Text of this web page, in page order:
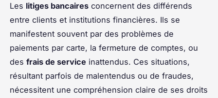
Les litiges bancaires concernent des différends
entre clients et institutions financières. Ils se
manifestent souvent par des problèmes de
paiements par carte, la fermeture de comptes, ou
des frais de service inattendus. Ces situations,
résultant parfois de malentendus ou de fraudes,
nécessitent une compréhension claire de ses droits